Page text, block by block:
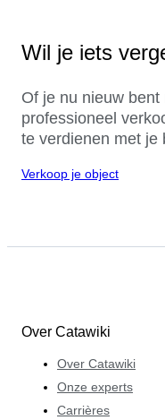
Wil je iets
Of je nu nieuw
professioneel
te verdienen met je
Verkoop je object
Over Catawiki
Over Catawiki
Onze experts
Carrières